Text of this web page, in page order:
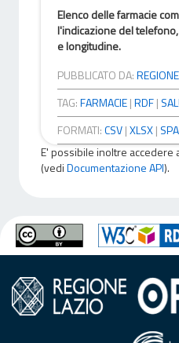
Elenco delle farmacie
l'indicazione del
e longitudine.
PUBBLICATO DA:
TAG:FARMACIE|RDF|
FORMATI:CSV|XLSX|
E' possibile inoltre accedere
(vediDocumentazione API).